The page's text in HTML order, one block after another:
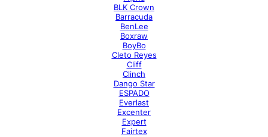
BLK Crown
Barracuda
BenLee
Boxraw
BoyBo
Cleto Reyes
Cliff
Clinch
Dango Star
ESPADO
Everlast
Excenter
Expert
Fairtex